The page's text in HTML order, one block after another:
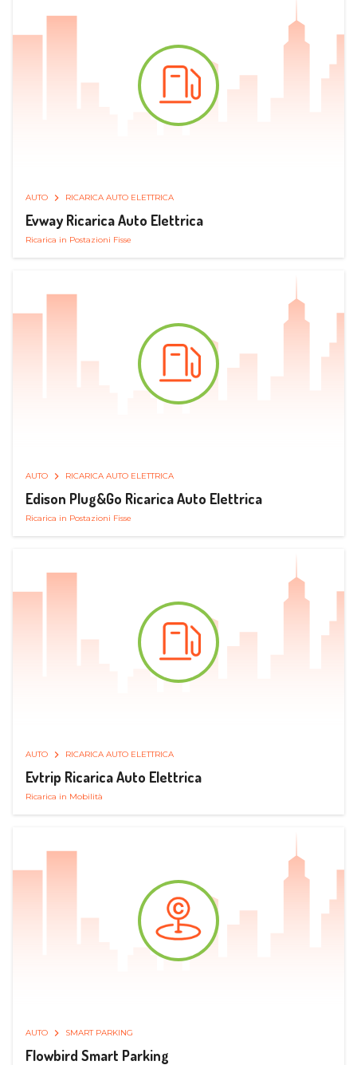
AUTO RICARICA AUTO ELETTRICA
Evway Ricarica Auto Elettrica
Ricarica in Postazioni Fisse
AUTO RICARICA AUTO ELETTRICA
Edison Plug&Go Ricarica Auto Elettrica
Ricarica in Postazioni Fisse
AUTO RICARICA AUTO ELETTRICA
Evtrip Ricarica Auto Elettrica
Ricarica in Mobilità
AUTO SMART PARKING
Flowbird Smart Parking